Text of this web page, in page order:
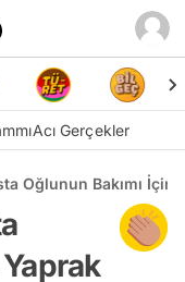
Acı Gerçekler
Oğlunun Bakımı İçin